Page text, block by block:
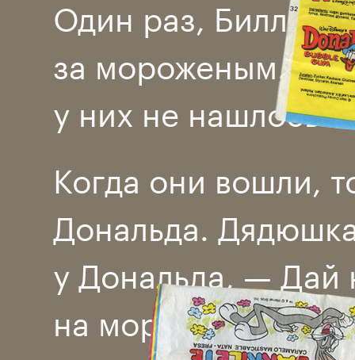
Один раз, Билли,
за мороженым. Но,
у них не нашлось
Когда они вошли,
Дональда.
у Дональда, — Дай
на мороженое.